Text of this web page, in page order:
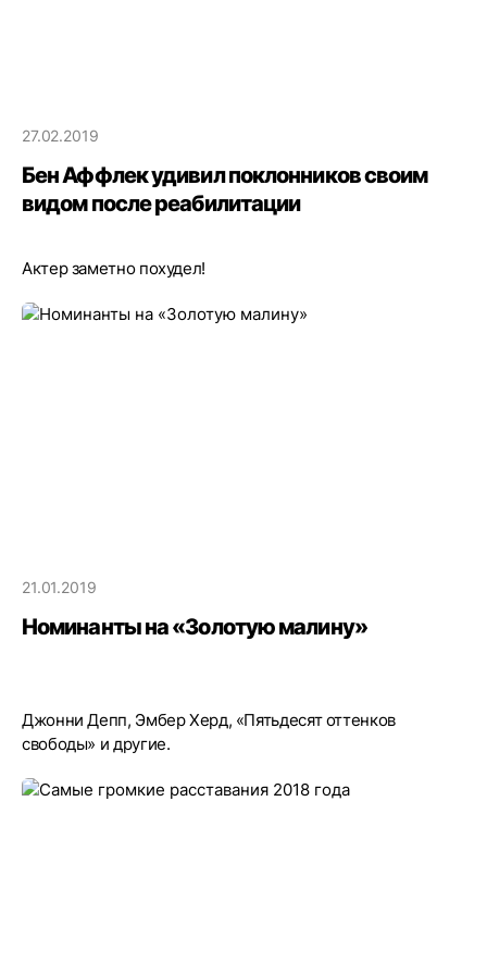
27.02.2019
Бен Аффлек удивил поклонников своим
видом после реабилитации
Актер заметно похудел!
21.01.2019
Номинанты на «Золотую малину»
Джонни Депп, Эмбер Херд, «Пятьдесят оттенков
свободы» и другие.